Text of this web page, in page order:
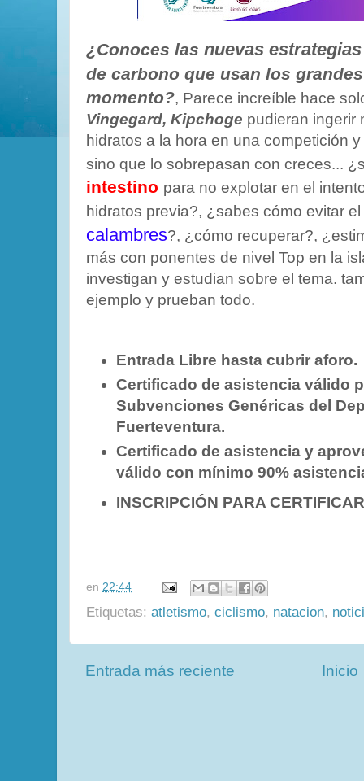
¿Conoces las nuevas
de carbono que usan los
momento?, Parece increíble hace
Vingegard, Kipchoge pudieran ingerir
hidratos a la hora en una competición
sino que lo sobrepasan con creces...
intestino para no explotar en el
hidratos previa?, ¿sabes cómo evitar el
calambres?, ¿cómo recuperar?,
más con ponentes de nivel Top en la
investigan y estudian sobre el tema.
ejemplo y prueban todo.
Entrada Libre hasta cubrir aforo.
Certificado de asistencia válido
Subvenciones Genéricas del
Fuerteventura.
Certificado de asistencia y
válido con mínimo 90%
INSCRIPCIÓN PARA
en 22:44
Etiquetas: atletismo, ciclismo, natacion,
Entrada más reciente Inicio